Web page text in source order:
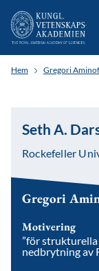
Hem Gregori
Seth A.
Rockefeller
Gregori
Motivering
”för strukturella
nedbrytning av